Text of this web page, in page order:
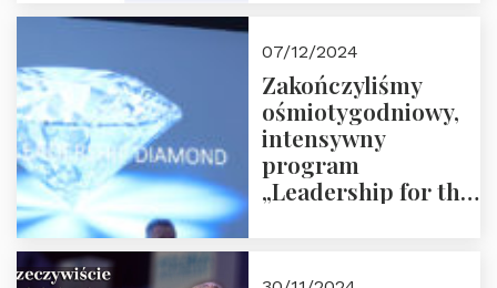
ZAPRASZAMY
07/12/2024
Zakończyliśmy
ośmiotygodniowy,
intensywny
program
„Leadership for the